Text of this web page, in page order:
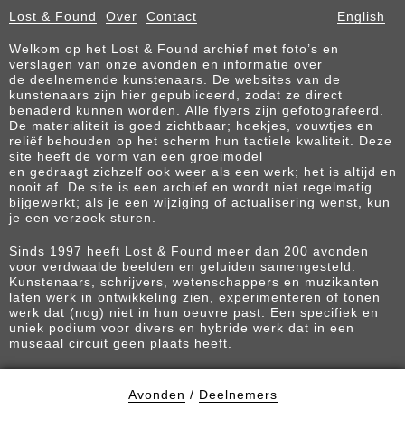
Lost & Found Over Contact English
Welkom op het Lost & Found archief met foto’s en
verslagen van onze avonden en informatie over
de deelnemende kunstenaars. De websites van de
kunstenaars zijn hier gepubliceerd, zodat ze direct
benaderd kunnen worden. Alle flyers zijn gefotografeerd.
De materialiteit is goed zichtbaar; hoekjes, vouwtjes en
reliëf behouden op het scherm hun tactiele kwaliteit. Deze
site heeft de vorm van een groeimodel
en gedraagt zichzelf ook weer als een werk; het is altijd en
nooit af. De site is een archief en wordt niet regelmatig
bijgewerkt; als je een wijziging of actualisering wenst, kun
je een verzoek sturen.
Sinds 1997 heeft Lost & Found meer dan 200 avonden
voor verdwaalde beelden en geluiden samengesteld.
Kunstenaars, schrijvers, wetenschappers en muzikanten
laten werk in ontwikkeling zien, experimenteren of tonen
werk dat (nog) niet in hun oeuvre past. Een specifiek en
uniek podium voor divers en hybride werk dat in een
museaal circuit geen plaats heeft.
Avonden / Deelnemers